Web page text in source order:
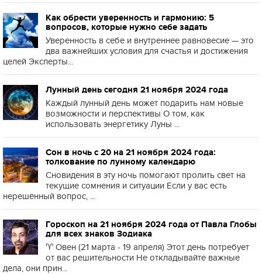
Как обрести уверенность и гармонию: 5
вопросов, которые нужно себе задать
Уверенность в себе и внутреннее равновесие — это
два важнейших условия для счастья и достижения
целей Эксперты...
Лунный день сегодня 21 ноября 2024 года
Каждый лунный день может подарить нам новые
возможности и перспективы О том, как
использовать энергетику Луны ...
Сон в ночь с 20 на 21 ноября 2024 года:
толкование по лунному календарю
Сновидения в эту ночь помогают пролить свет на
текущие сомнения и ситуации Если у вас есть
нерешённый вопрос, ...
Гороскоп на 21 ноября 2024 года от Павла Глобы
для всех знаков Зодиака
♈️ Овен (21 марта - 19 апреля) Этот день потребует
от вас решительности Не откладывайте важные
дела, они прин...